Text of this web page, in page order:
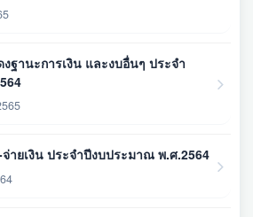
ฐานะการเงิน และงบอื่นๆ ประจำ
ายเงิน ประจำปีงบประมาณ พ.ศ.2564